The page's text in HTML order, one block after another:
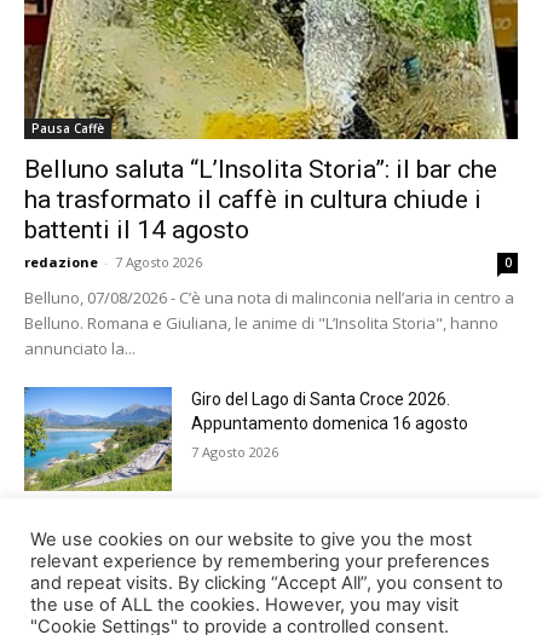
Pausa Caffè
Belluno saluta “L’Insolita Storia”: il bar che
ha trasformato il caffè in cultura chiude i
battenti il 14 agosto
redazione - 7 Agosto 2026 0
Belluno, 07/08/2026 - C’è una nota di malinconia nell’aria in centro a
Belluno. Romana e Giuliana, le anime di "L’Insolita Storia", hanno
annunciato la...
Giro del Lago di Santa Croce 2026.
Appuntamento domenica 16 agosto
7 Agosto 2026
Belluno rende omaggio ai cugini
Alessandro e Andrea Bristot
6 Agosto 2026
We use cookies on our website to give you the most
relevant experience by remembering your preferences
and repeat visits. By clicking “Accept All”, you consent to
the use of ALL the cookies. However, you may visit
"Cookie Settings" to provide a controlled consent.